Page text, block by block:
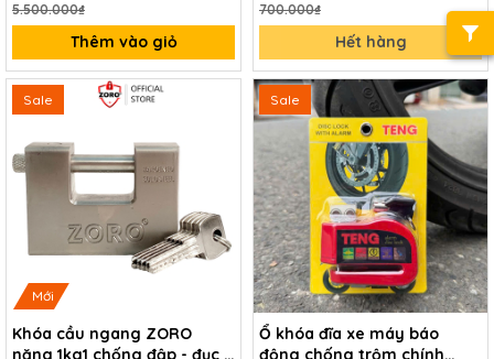
5.500.000₫
Thêm vào giỏ
700.000₫
Hết hàng
Sale
Mới
Khóa cầu ngang ZORO
nặng 1kg1 chống đập - đục -
Sale
Ổ khóa đĩa xe máy báo
động chống trộm chính